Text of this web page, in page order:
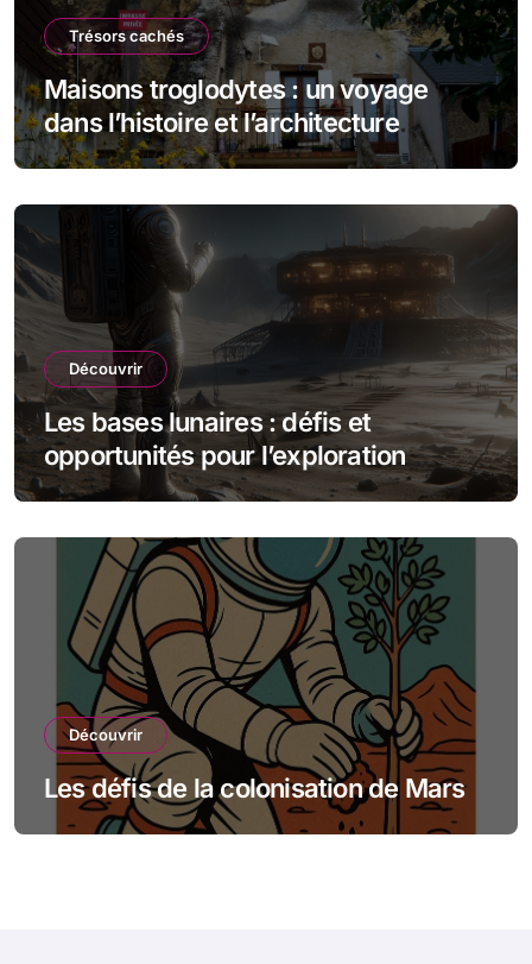
Trésors cachés
Maisons troglodytes : un voyage
dans l’histoire et l’architecture
souterraine
Découvrir
Les bases lunaires : défis et
opportunités pour l’exploration
spatiale
Découvrir
Les défis de la colonisation de Mars